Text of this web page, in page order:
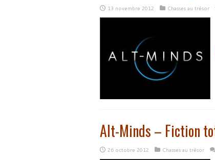
13 novembre 2012 Chasses au trésor
Alt-Minds – Fiction
26 octobre 2012 Chasses au trésor